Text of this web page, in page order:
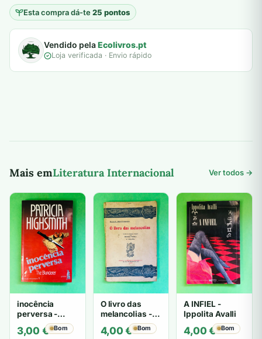
Esta compra dá-te25 pontos
Vendido pelaEcolivros.pt
Loja verificada · Envio rápido
Mais emLiteratura Internacional Ver todos →
inocência
perversa -
PATRICIA
HIGHSMITH
3,00 € Bom
O livro das
melancolias -
Mantegazza
4,00€ Bom
A INFIEL -
Ippolita Avalli
4,00€ Bom